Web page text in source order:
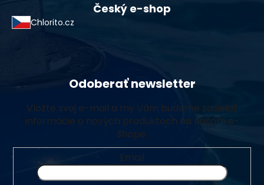
Český e-shop
Chlorito.cz
Odoberať newsletter
Vložte svoj e-mail a my Vám budeme zasielať
informácie o nových produktoch na našom e-
shope.
Email